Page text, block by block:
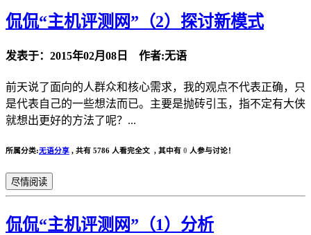
侃侃“主机评测网”（2）探讨新模式
发表于：2015年02月08日 作者:无语
前天说了面向的人群众和核心需求，我的观点不代表正确，只
是代表自己的一些想法而已。主要是抛砖引玉，指不定有大侠
就想出更好的方法了呢？...
所属分类:无语分享 , 共有 5786 人看完全文 , 其中有 0 人参与讨论！
尽情阅读
侃侃“主机评测网”（1）分析